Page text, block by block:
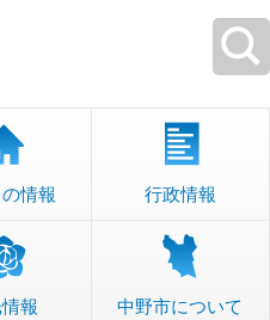
情報 行政情報
報 中野市について